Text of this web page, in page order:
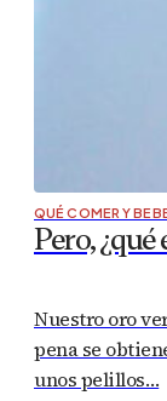
QUÉ COMER Y
Pero,
Nuestro oro
pena se
unos pelillos…